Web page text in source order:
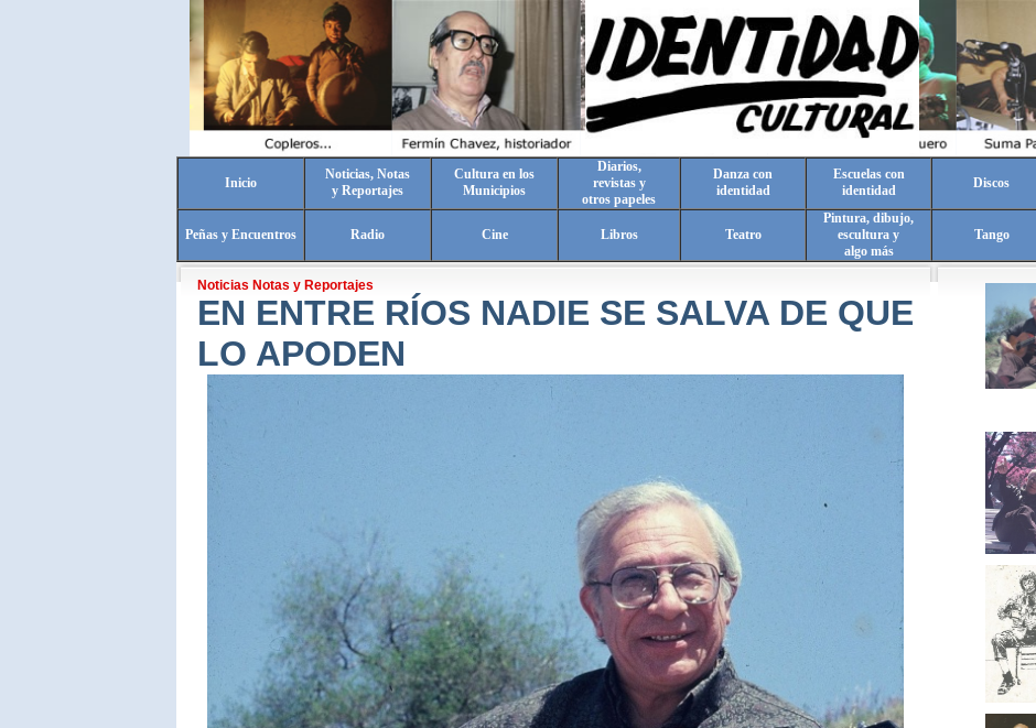
Inicio
Noticias, Notas
y Reportajes
Cultura en los
Municipios
Diarios,
revistas y
otros papeles
Danza con
identidad
Escuelas con
identidad
Discos
Peñas y Encuentros Radio Cine Libros Teatro
Pintura, dibujo,
escultura y
algo más
Tango
Noticias Notas y Reportajes
EN ENTRE RÍOS NADIE SE SALVA DE QUE
LO APODEN